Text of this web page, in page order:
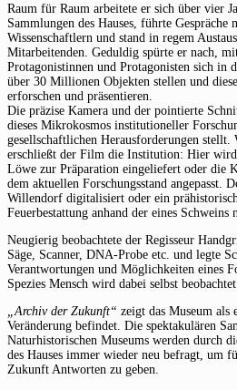
Raum für Raum arbeitete er sich über vier
Sammlungen des Hauses, führte Gespräche
Wissenschaftlern und stand in regem
Mitarbeitenden. Geduldig spürte er nach,
Protagonistinnen und Protagonisten sich in
über 30 Millionen Objekten stellen und
erforschen und präsentieren.
Die präzise Kamera und der pointierte
dieses Mikrokosmos institutioneller
gesellschaftlichen Herausforderungen stellt.
erschließt der Film die Institution: Hier
Löwe zur Präparation eingeliefert oder die
dem aktuellen Forschungsstand angepasst.
Willendorf digitalisiert oder ein
Feuerbestattung anhand der eines Schweins
Neugierig beobachtete der Regisseur
Säge, Scanner, DNA-Probe etc. und legte
Verantwortungen und Möglichkeiten eines
Spezies Mensch wird dabei selbst beobachtet.
„Archiv der Zukunft“ zeigt das Museum als
Veränderung befindet. Die spektakulären
Naturhistorischen Museums werden durch
des Hauses immer wieder neu befragt, um
Zukunft Antworten zu geben.